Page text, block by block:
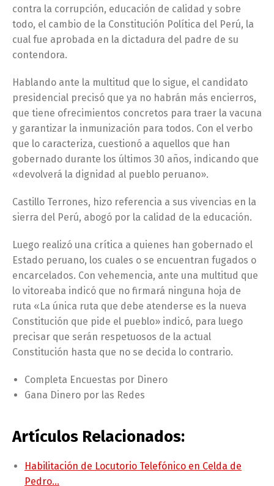
contra la corrupción, educación de calidad y sobre
todo, el cambio de la Constitución Política del Perú, la
cual fue aprobada en la dictadura del padre de su
contendora.
Hablando ante la multitud que lo sigue, el candidato
presidencial precisó que ya no habrán más encierros,
que tiene ofrecimientos concretos para traer la vacuna
y garantizar la inmunización para todos. Con el verbo
que lo caracteriza, cuestionó a aquellos que han
gobernado durante los últimos 30 años, indicando que
«devolverá la dignidad al pueblo peruano».
Castillo Terrones, hizo referencia a sus vivencias en la
sierra del Perú, abogó por la calidad de la educación.
Luego realizó una crítica a quienes han gobernado el
Estado peruano, los cuales o se encuentran fugados o
encarcelados. Con vehemencia, ante una multitud que
lo vitoreaba indicó que no firmará ninguna hoja de
ruta «La única ruta que debe atenderse es la nueva
Constitución que pide el pueblo» indicó, para luego
precisar que serán respetuosos de la actual
Constitución hasta que no se decida lo contrario.
Completa Encuestas por Dinero
Gana Dinero por las Redes
Artículos Relacionados:
Habilitación de Locutorio Telefónico en Celda de
Pedro…